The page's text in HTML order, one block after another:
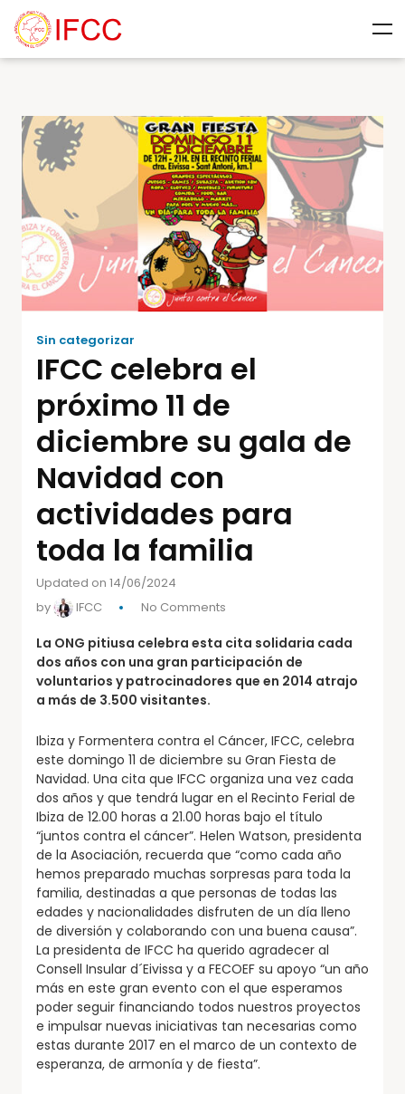
Sin categorizar
IFCC celebra el
próximo 11 de
diciembre su gala de
Navidad con
actividades para
toda la familia
Updated on 14/06/2024
by
IFCC No Comments
La ONG pitiusa celebra esta cita solidaria cada
dos años con una gran participación de
voluntarios y patrocinadores que en 2014 atrajo
a más de 3.500 visitantes.
Ibiza y Formentera contra el Cáncer, IFCC, celebra
este domingo 11 de diciembre su Gran Fiesta de
Navidad. Una cita que IFCC organiza una vez cada
dos años y que tendrá lugar en el Recinto Ferial de
Ibiza de 12.00 horas a 21.00 horas bajo el título
“juntos contra el cáncer”. Helen Watson, presidenta
de la Asociación, recuerda que “como cada año
hemos preparado muchas sorpresas para toda la
familia, destinadas a que personas de todas las
edades y nacionalidades disfruten de un día lleno
de diversión y colaborando con una buena causa”.
La presidenta de IFCC ha querido agradecer al
Consell Insular d´Eivissa y a FECOEF su apoyo “un año
más en este gran evento con el que esperamos
poder seguir financiando todos nuestros proyectos
e impulsar nuevas iniciativas tan necesarias como
estas durante 2017 en el marco de un contexto de
esperanza, de armonía y de fiesta”.